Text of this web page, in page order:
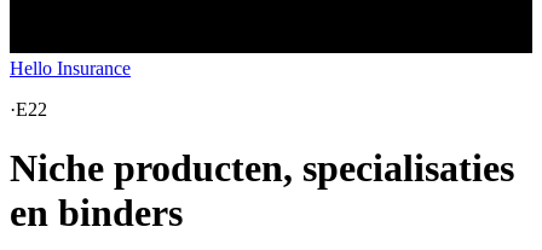
Hello Insurance
·E22
Niche producten, specialisaties
en binders